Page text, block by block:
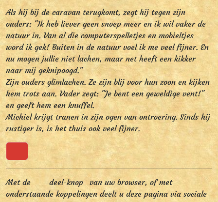
Als hij bij de caravan terugkomt, zegt hij tegen zijn
ouders: "Ik heb liever geen snoep meer en ik wil vaker de
natuur in. Van al die computerspelletjes en mobieltjes
word ik gek! Buiten in de natuur voel ik me veel fijner. En
nu mogen jullie niet lachen, maar net heeft een kikker
naar mij geknipoogd."
Zijn ouders glimlachen. Ze zijn blij voor hun zoon en kijken
hem trots aan. Vader zegt: "Je bent een geweldige vent!"
en geeft hem een knuffel.
Michiel krijgt tranen in zijn ogen van ontroering. Sinds hij
rustiger is, is het thuis ook veel fijner.
Terug naar boven
Met de deel-knop
van uw browser, of met
onderstaande koppelingen deelt u deze pagina via sociale